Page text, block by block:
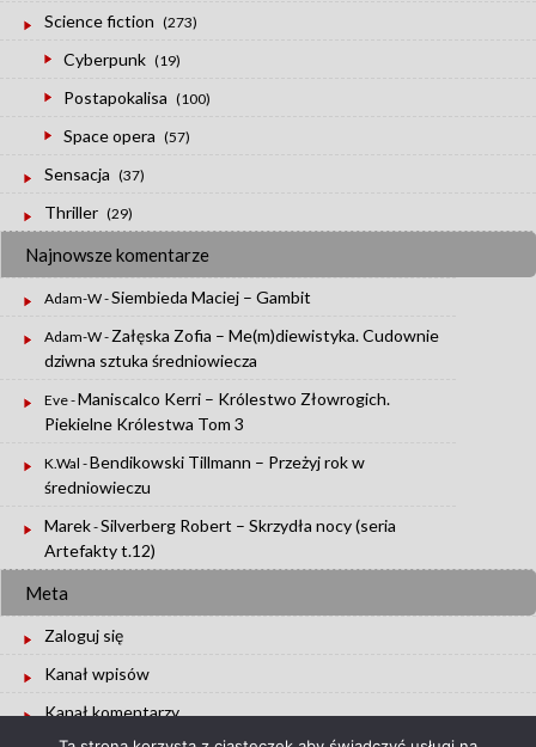
Science fiction (273)
Cyberpunk (19)
Postapokalisa (100)
Space opera (57)
Sensacja (37)
Thriller (29)
Najnowsze komentarze
Adam-W-Siembieda Maciej – Gambit
Adam-W- Załęska Zofia – Me(m)diewistyka. Cudownie
dziwna sztuka średniowiecza
Eve-Maniscalco Kerri – Królestwo Złowrogich.
Piekielne Królestwa Tom 3
K.Wal -Bendikowski Tillmann – Przeżyj rok w
średniowieczu
Marek-Silverberg Robert – Skrzydła nocy (seria
Artefakty t.12)
Meta
Zaloguj się
Kanał wpisów
Kanał komentarzy